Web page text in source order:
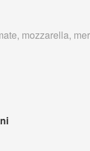
mozzarella,